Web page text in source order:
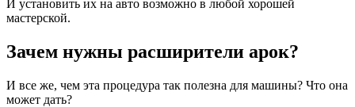
И установить их на авто возможно в любой хорошей
мастерской.
Зачем нужны расширители арок?
И все же, чем эта процедура так полезна для машины? Что она
может дать?